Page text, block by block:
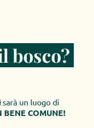
bosco?
sarà un luogo di
BENE COMUNE!